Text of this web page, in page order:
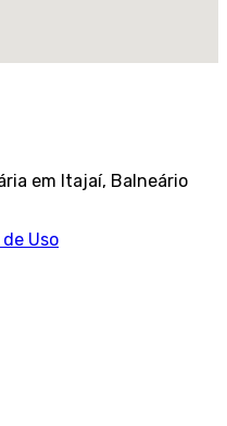
em Itajaí, Balneário
Uso